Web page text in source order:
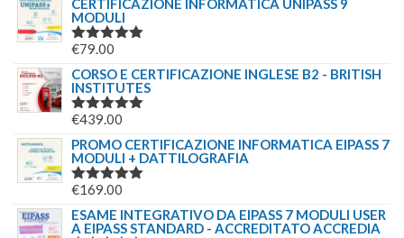
ERA:
CERTIFICAZIONE INFORMATICA UNIPASS 9
MODULI
VALUTATO
€79.00
CORSO E CERTIFICAZIONE INGLESE B2 - BRITISH
INSTITUTES
VALUTATO
€439.00
PROMO CERTIFICAZIONE INFORMATICA EIPASS 7
MODULI + DATTILOGRAFIA
VALUTATO
€169.00
ESAME INTEGRATIVO DA EIPASS 7 MODULI USER
A EIPASS STANDARD - ACCREDITATO ACCREDIA